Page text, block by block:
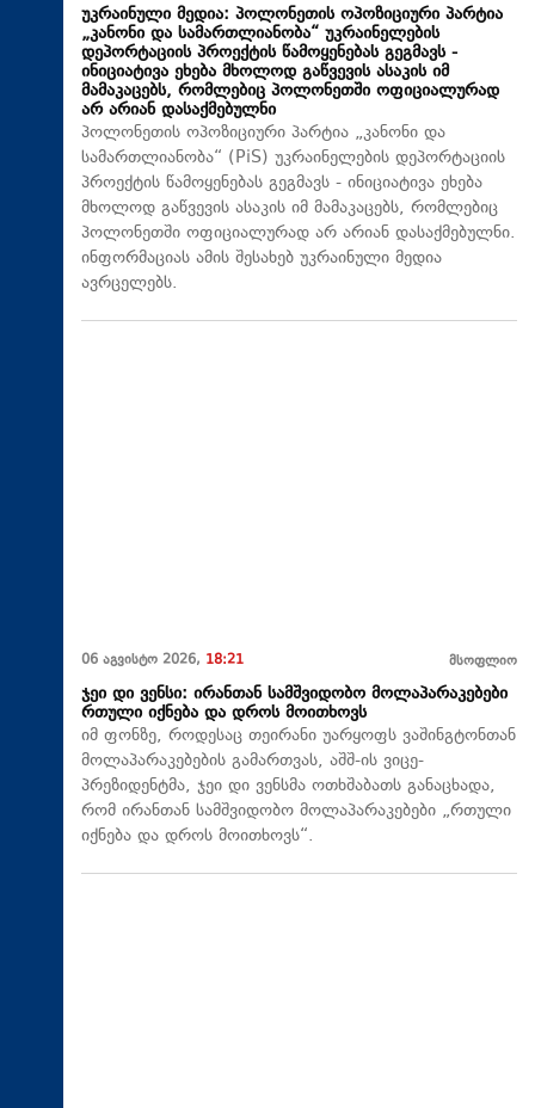
უკრაინული მედია: პოლონეთის ოპოზიციური პარტია
„კანონი და სამართლიანობა“ უკრაინელების
დეპორტაციის პროექტის წამოყენებას გეგმავს -
ინიციატივა ეხება მხოლოდ გაწვევის ასაკის იმ
მამაკაცებს, რომლებიც პოლონეთში ოფიციალურად
არ არიან დასაქმებულნი
პოლონეთის ოპოზიციური პარტია „კანონი და
სამართლიანობა“ (PiS) უკრაინელების დეპორტაციის
პროექტის წამოყენებას გეგმავს - ინიციატივა ეხება
მხოლოდ გაწვევის ასაკის იმ მამაკაცებს, რომლებიც
პოლონეთში ოფიციალურად არ არიან დასაქმებულნი.
ინფორმაციას ამის შესახებ უკრაინული მედია
ავრცელებს.
06 აგვისტო 2026, 18:21 მსოფლიო
ჯეი დი ვენსი: ირანთან სამშვიდობო მოლაპარაკებები
რთული იქნება და დროს მოითხოვს
იმ ფონზე, როდესაც თეირანი უარყოფს ვაშინგტონთან
მოლაპარაკებების გამართვას, აშშ-ის ვიცე-
პრეზიდენტმა, ჯეი დი ვენსმა ოთხშაბათს განაცხადა,
რომ ირანთან სამშვიდობო მოლაპარაკებები „რთული
იქნება და დროს მოითხოვს“.